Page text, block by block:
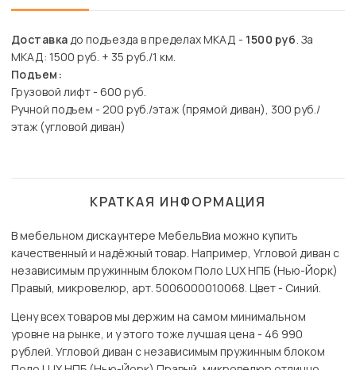
Доставкадо подъезда в пределах МКАД - 1500 руб. За
МКАД: 1500 руб. + 35 руб./1 км.
Подъем:
Грузовой лифт - 600 руб.
Ручной подъем - 200 руб./этаж (прямой диван), 300 руб./
этаж (угловой диван)
КРАТКАЯ ИНФОРМАЦИЯ
В мебельном дискаунтере МебельВиа можно купить
качественный и надёжный товар. Например, Угловой диван с
независимым пружинным блоком Поло LUX НПБ (Нью-Йорк)
Правый, микровелюр, арт. 5006000010068. Цвет - Синий.
Цену всех товаров мы держим на самом минимальном
уровне на рынке, и у этого тоже лучшая цена - 46 990
рублей. Угловой диван с независимым пружинным блоком